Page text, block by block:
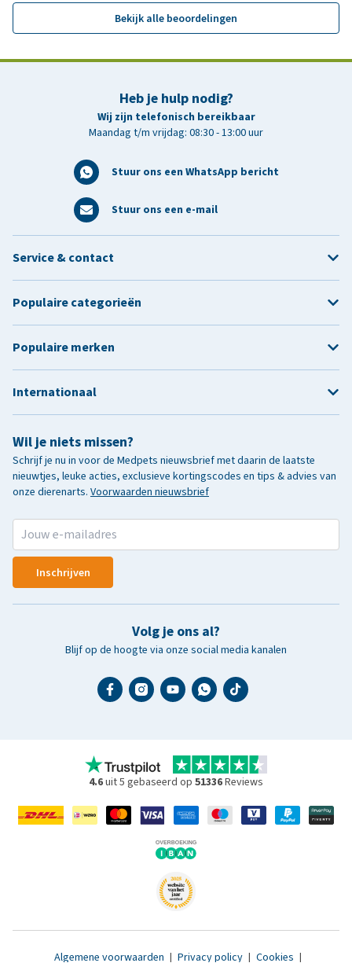
Bekijk alle beoordelingen
Heb je hulp nodig?
Wij zijn telefonisch bereikbaar
Maandag t/m vrijdag: 08:30 - 13:00 uur
Stuur ons een WhatsApp bericht
Stuur ons een e-mail
Wil je niets missen?
Schrijf je nu in voor de Medpets nieuwsbrief met daarin de laatste
nieuwtjes, leuke acties, exclusieve kortingscodes en tips & advies van
onze dierenarts. Voorwaarden nieuwsbrief
Inschrijven
Volg je ons al?
Blijf op de hoogte via onze social media kanalen
Service & contact
Populaire categorieën
Populaire merken
Internationaal
4.6uit 5 gebaseerd op 51336Reviews
Algemene voorwaarden | Privacy policy | Cookies |